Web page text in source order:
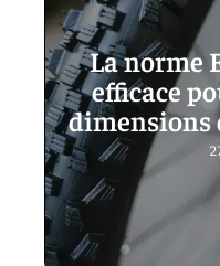
La norme
efficace
dimensions